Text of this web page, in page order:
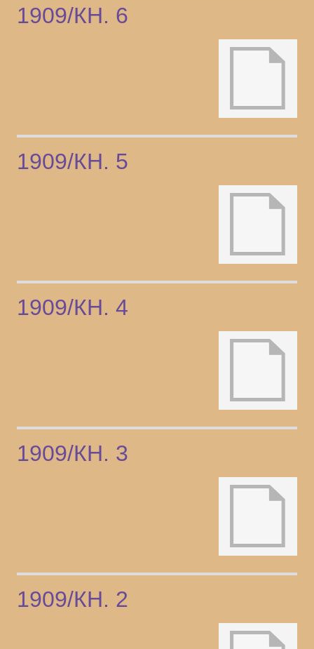
1909/КН. 6
1909/КН. 5
1909/КН. 4
1909/КН. 3
1909/КН. 2